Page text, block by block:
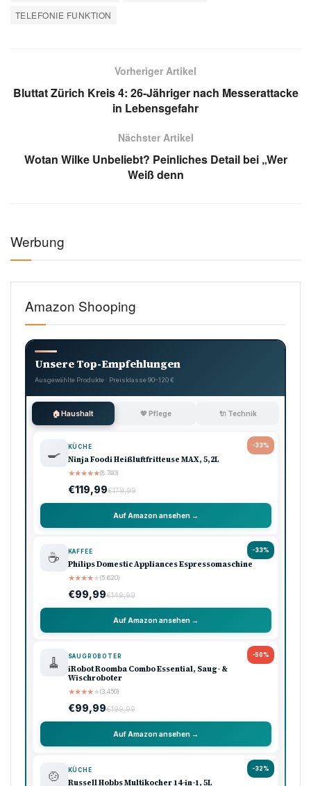
TELEFONIE FUNKTION
Vorheriger Artikel
Bluttat Zürich Kreis 4: 26-Jähriger nach Messerattacke
in Lebensgefahr
Nächster Artikel
Wotan Wilke Unbeliebt? Peinliches Detail bei „Wer
Weiß denn
Werbung
Amazon Shooping
Unsere Top-Empfehlungen
Ausgewählte Produkte · Preisklasse 90–120 €
🏠 Haushalt 💖 Pflege 🔌 Technik
-33%
🍳 KÜCHE
Ninja Foodi Heißluftfritteuse MAX, 5,2L
★★★★★(8.740)
€119,99€179,99
Auf Amazon ansehen →
-33%
☕ KAFFEE
Philips Domestic Appliances Espressomaschine
★★★★★(5.620)
€99,99€149,99
Auf Amazon ansehen →
-50%
🧹 SAUGROBOTER
iRobot Roomba Combo Essential, Saug- &
Wischroboter
★★★★★(3.450)
€99,99€199,99
Auf Amazon ansehen →
-32%
🍲 KÜCHE
Russell Hobbs Multikocher 14-in-1, 5L